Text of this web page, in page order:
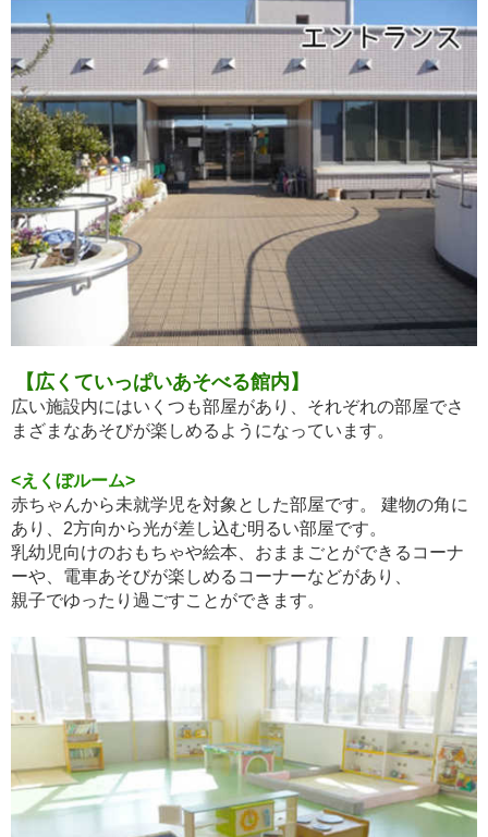
【広くていっぱいあそべる館内】
広い施設内にはいくつも部屋があり、それぞれの部屋でさ
まざまなあそびが楽しめるようになっています。
<えくぼルーム>
赤ちゃんから未就学児を対象とした部屋です。 建物の角に
あり、2方向から光が差し込む明るい部屋です。
乳幼児向けのおもちゃや絵本、おままごとができるコーナ
ーや、電車あそびが楽しめるコーナーなどがあり、
親子でゆったり過ごすことができます。